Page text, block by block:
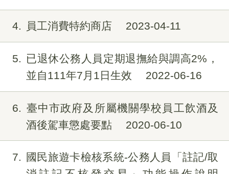
4 員工消費特約商店 2023-04-11
5
已退休公務人員定期退撫給與調高2%，
並自111年7月1日生效
2022-06-16
6
臺中市政府及所屬機關學校員工飲酒及
酒後駕車懲處要點
2020-06-10
7
國民旅遊卡檢核系統-公務人員「註記/取